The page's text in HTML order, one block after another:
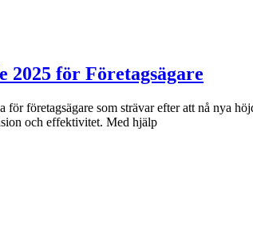
2025 för Företagsägare
företagsägare som strävar efter att nå nya
och effektivitet. Med hjälp